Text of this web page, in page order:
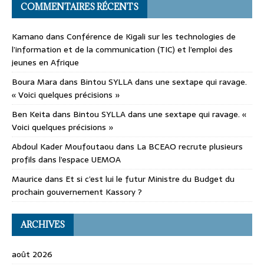
COMMENTAIRES RÉCENTS
Kamano dans Conférence de Kigali sur les technologies de
l’information et de la communication (TIC) et l’emploi des
jeunes en Afrique
Boura Mara dans Bintou SYLLA dans une sextape qui ravage.
« Voici quelques précisions »
Ben Keita dans Bintou SYLLA dans une sextape qui ravage. «
Voici quelques précisions »
Abdoul Kader Moufoutaou dans La BCEAO recrute plusieurs
profils dans l’espace UEMOA
Maurice dans Et si c’est lui le futur Ministre du Budget du
prochain gouvernement Kassory ?
ARCHIVES
août 2026